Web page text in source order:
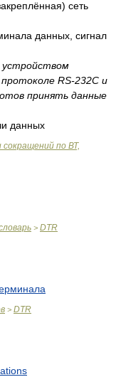
сеть
данных, сигнал
устройством
RS-232C и
принять данные
данных
по ВТ,
> DTR
> DTR